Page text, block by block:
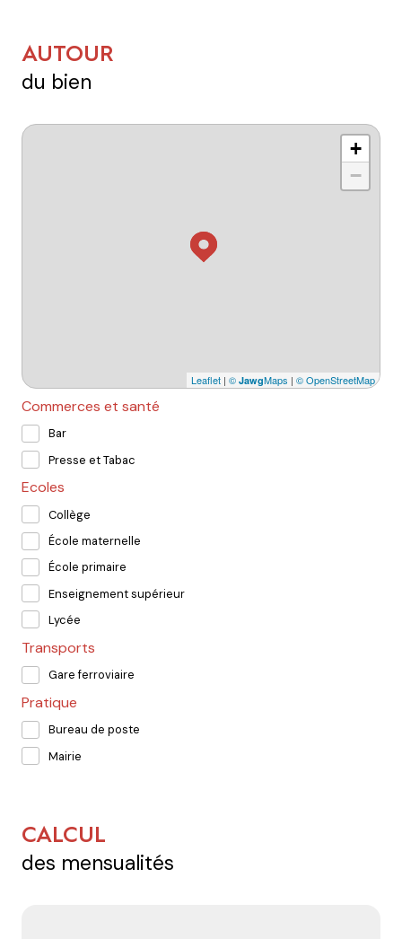
AUTOUR
du bien
+
−
Leaflet | © JawgMaps | © OpenStreetMap
Commerces et santé
Bar
Presse et Tabac
Ecoles
Collège
École maternelle
École primaire
Enseignement supérieur
Lycée
Transports
Gare ferroviaire
Pratique
Bureau de poste
Mairie
CALCUL
des mensualités